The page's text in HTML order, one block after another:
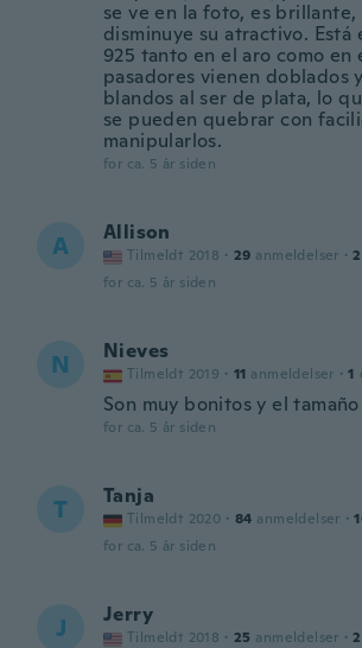
se ve en la foto, es brillante,
disminuye su atractivo. Está
925 tanto en el aro como
pasadores vienen doblados
blandos al ser de plata, lo
se pueden quebrar con
manipularlos.
for ca. 5 år siden
A Allison
Tilmeldt 2018 · 29 anmeldelser · 2
for ca. 5 år siden
N Nieves
Tilmeldt 2019 · 11 anmeldelser · 1
Son muy bonitos y el
for ca. 5 år siden
T Tanja
Tilmeldt 2020 · 84 anmeldelser ·
for ca. 5 år siden
J Jerry
Tilmeldt 2018 · 25 anmeldelser · 2